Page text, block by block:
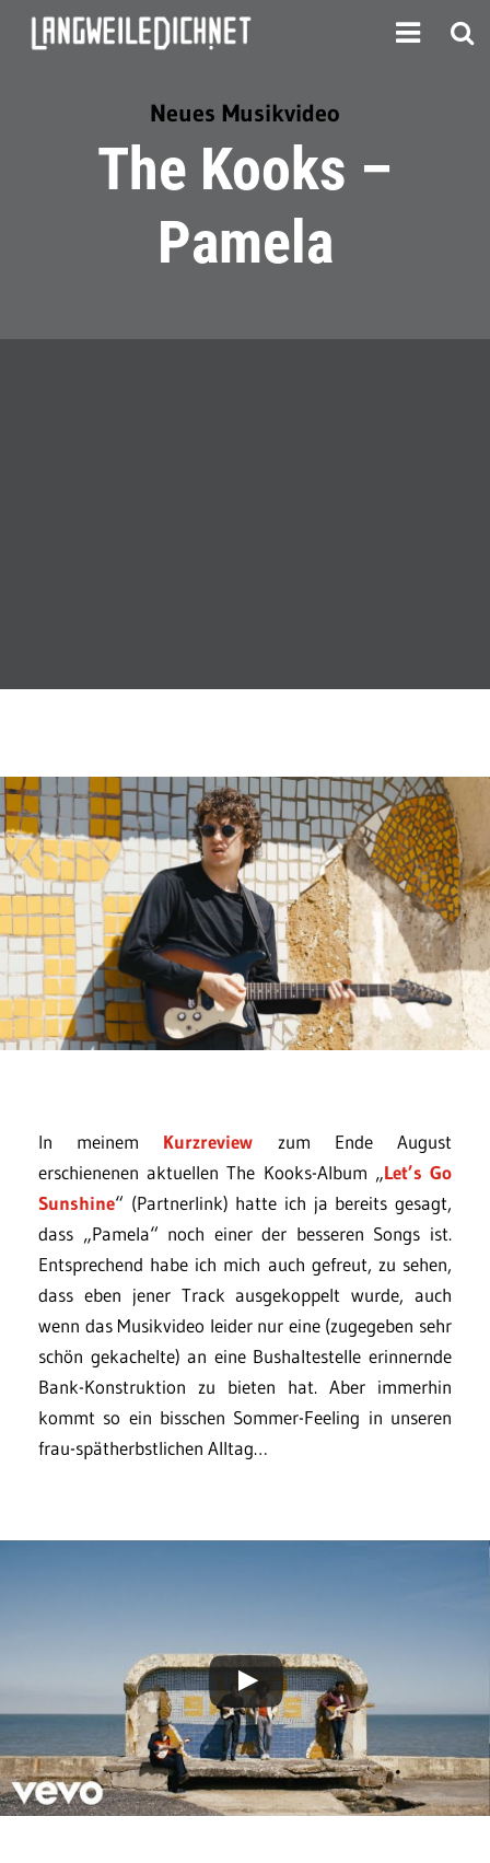
Neues Musikvideo
The Kooks –
Pamela
In meinem Kurzreview zum Ende August
erschienenen aktuellen The Kooks-Album „Let’s Go
Sunshine“ (Partnerlink) hatte ich ja bereits gesagt,
dass „Pamela“ noch einer der besseren Songs ist.
Entsprechend habe ich mich auch gefreut, zu sehen,
dass eben jener Track ausgekoppelt wurde, auch
wenn das Musikvideo leider nur eine (zugegeben sehr
schön gekachelte) an eine Bushaltestelle erinnernde
Bank-Konstruktion zu bieten hat. Aber immerhin
kommt so ein bisschen Sommer-Feeling in unseren
frau-spätherbstlichen Alltag…